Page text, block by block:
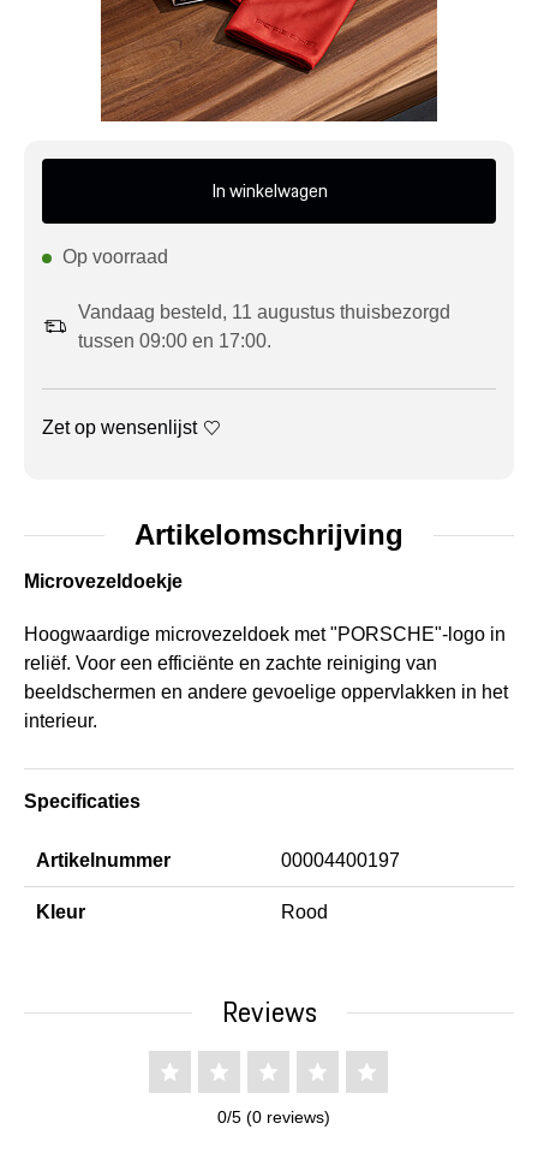
In winkelwagen
Op voorraad
Vandaag besteld, 11 augustus thuisbezorgd
tussen 09:00 en 17:00.
Zet op wensenlijst
Artikelomschrijving
Microvezeldoekje
Hoogwaardige microvezeldoek met "PORSCHE"-logo in
reliëf. Voor een efficiënte en zachte reiniging van
beeldschermen en andere gevoelige oppervlakken in het
interieur.
Specificaties
Artikelnummer 00004400197
Kleur Rood
Reviews
0/5 (0 reviews)